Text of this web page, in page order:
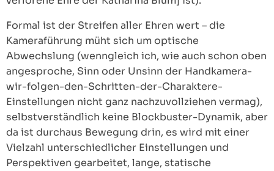
Formal ist der Streifen aller Ehren wert – die
Kameraführung müht sich um optische
Abwechslung (wenngleich ich, wie auch schon oben
angesproche, Sinn oder Unsinn der Handkamera-
wir-folgen-den-Schritten-der-Charaktere-
Einstellungen nicht ganz nachzuvollziehen vermag),
selbstverständlich keine Blockbuster-Dynamik, aber
da ist durchaus Bewegung drin, es wird mit einer
Vielzahl unterschiedlicher Einstellungen und
Perspektiven gearbeitet, lange, statische